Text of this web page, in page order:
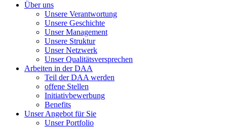
Über uns
Unsere Verantwortung
Unsere Geschichte
Unser Management
Unsere Struktur
Unser Netzwerk
Unser Qualitätsversprechen
Arbeiten in der DAA
Teil der DAA werden
offene Stellen
Initiativbewerbung
Benefits
Unser Angebot für Sie
Unser Portfolio